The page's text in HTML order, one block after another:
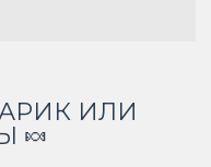
ИЛИ
🍬